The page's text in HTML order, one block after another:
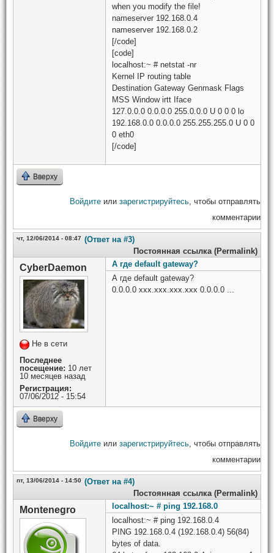
when you modify the file!
nameserver 192.168.0.4
nameserver 192.168.0.2
[/code]
[code]
localhost:~ # netstat -nr
Kernel IP routing table
Destination Gateway Genmask Flags
MSS Window irtt Iface
127.0.0.0 0.0.0.0 255.0.0.0 U 0 0 0 lo
192.168.0.0 0.0.0.0 255.255.255.0 U 0 0
0 eth0
[/code]
Вверху
Войдите или зарегистрируйтесь , чтобы отправлять
комментарии
чт, 12/06/2014 - 08:47 (Ответ на #3)
Постоянная ссылка (Permalink)
CyberDaemon
Не в сети
Последнее
посещение: 10 лет
10 месяцев назад
Регистрация:
07/06/2012 - 15:54
А где default gateway?
А где default gateway?
0.0.0.0 xxx.xxx.xxx.xxx 0.0.0.0 ...
Вверху
Войдите или зарегистрируйтесь , чтобы отправлять
комментарии
пт, 13/06/2014 - 14:50 (Ответ на #4)
Постоянная ссылка (Permalink)
Montenegro
localhost:~ # ping 192.168.0
localhost:~ # ping 192.168.0.4
PING 192.168.0.4 (192.168.0.4) 56(84)
bytes of data.